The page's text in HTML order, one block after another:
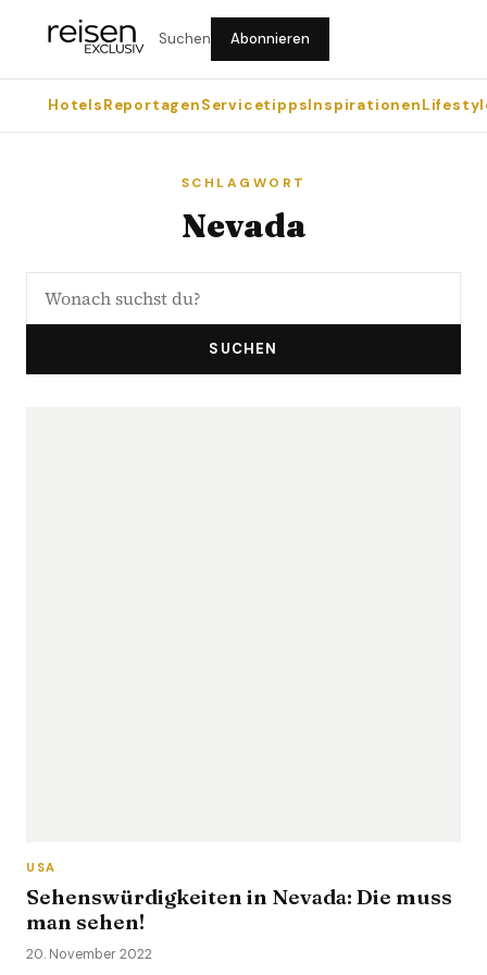
Suchen Abonnieren
HotelsReportagenServicetippsInspirationen
SCHLAGWORT
Nevada
SUCHEN
USA
Sehenswürdigkeiten in Nevada: Die muss
man sehen!
20. November 2022